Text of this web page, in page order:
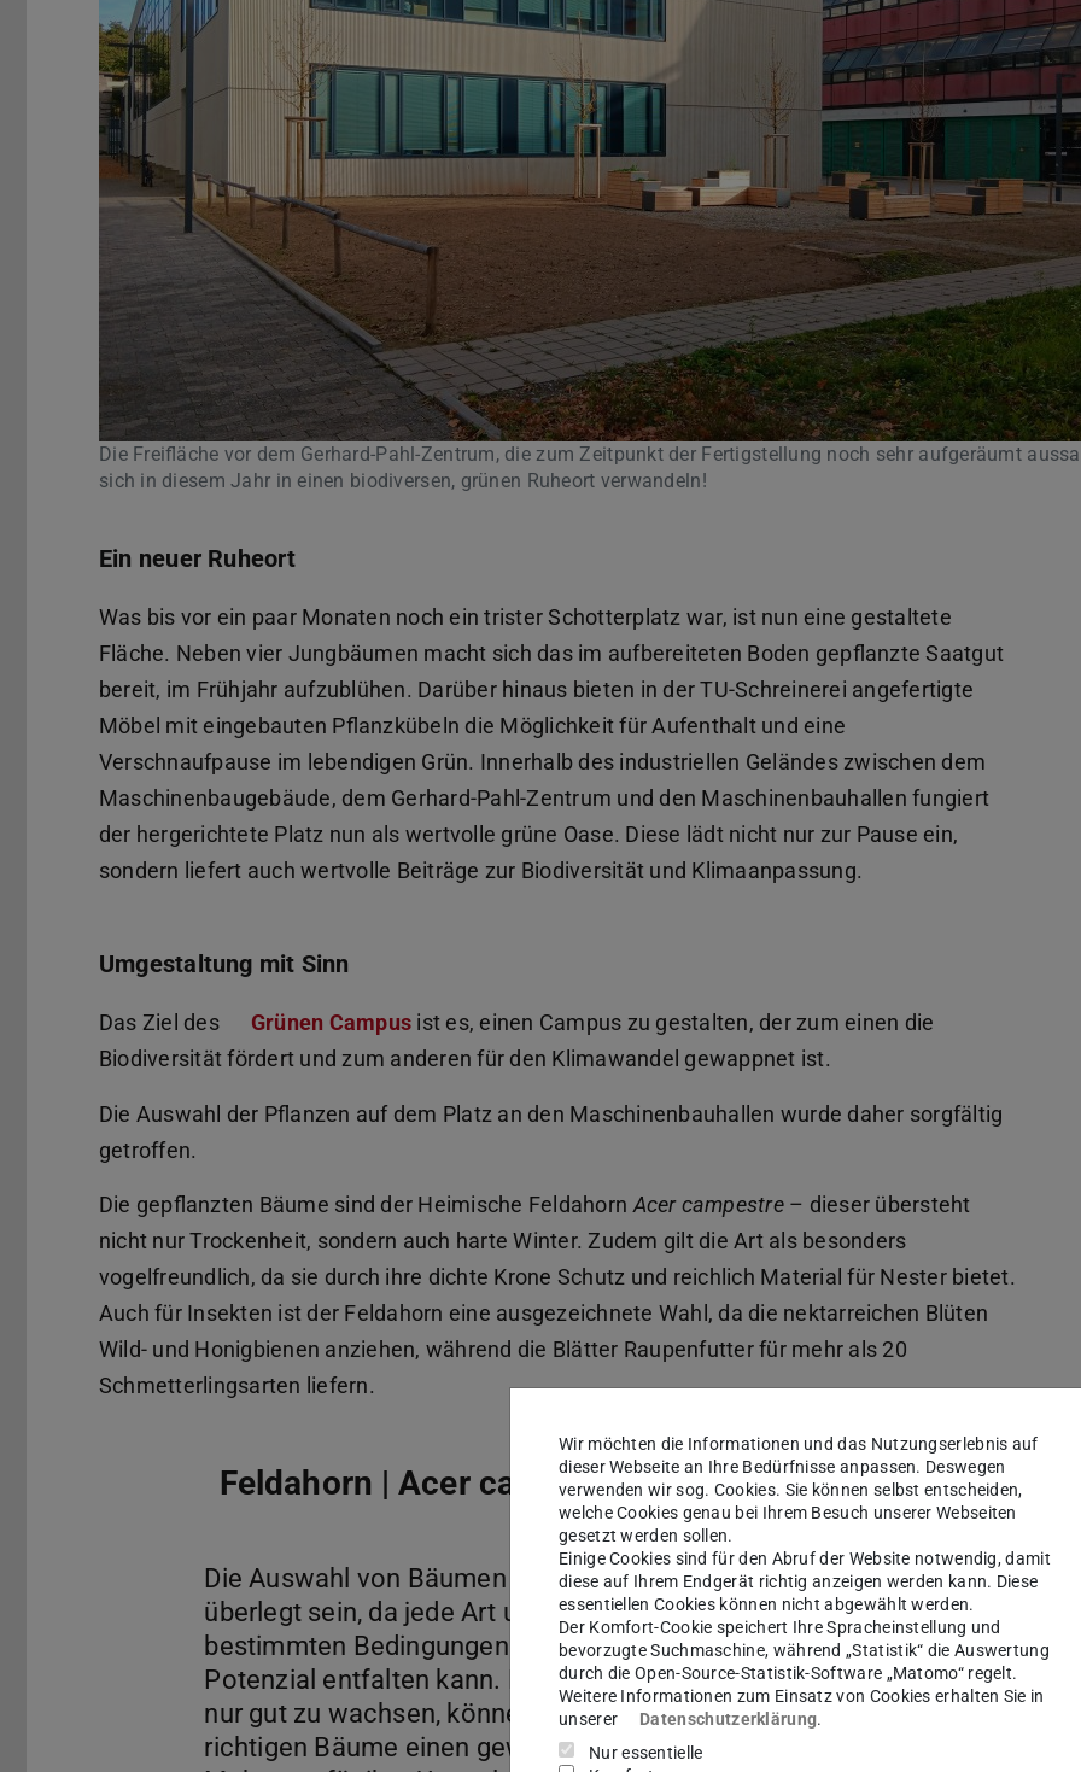
Die Freifläche vor dem Gerhard-Pahl-Zentrum, die zum Zeitpunkt der Fertigstellung noch sehr aufgeräumt
sich in diesem Jahr in einen biodiversen, grünen Ruheort verwandeln!
Ein neuer Ruheort
Was bis vor ein paar Monaten noch ein trister Schotterplatz war, ist nun eine gestaltete
Fläche. Neben vier Jungbäumen macht sich das im aufbereiteten Boden gepflanzte Saatgut
bereit, im Frühjahr aufzublühen. Darüber hinaus bieten in der TU-Schreinerei angefertigte
Möbel mit eingebauten Pflanzkübeln die Möglichkeit für Aufenthalt und eine
Verschnaufpause im lebendigen Grün. Innerhalb des industriellen Geländes zwischen dem
Maschinenbaugebäude, dem Gerhard-Pahl-Zentrum und den Maschinenbauhallen fungiert
der hergerichtete Platz nun als wertvolle grüne Oase. Diese lädt nicht nur zur Pause ein,
sondern liefert auch wertvolle Beiträge zur Biodiversität und Klimaanpassung.
Umgestaltung mit Sinn
Das Ziel des Grünen Campus ist es, einen Campus zu gestalten, der zum einen die
Biodiversität fördert und zum anderen für den Klimawandel gewappnet ist.
Die Auswahl der Pflanzen auf dem Platz an den Maschinenbauhallen wurde daher sorgfältig
getroffen.
Die gepflanzten Bäume sind der Heimische FeldahornAcer campestre – dieser übersteht
nicht nur Trockenheit, sondern auch harte Winter. Zudem gilt die Art als besonders
vogelfreundlich, da sie durch ihre dichte Krone Schutz und reichlich Material für Nester bietet.
Auch für Insekten ist der Feldahorn eine ausgezeichnete Wahl, da die nektarreichen Blüten
Wild- und Honigbienen anziehen, während die Blätter Raupenfutter für mehr als 20
Schmetterlingsarten liefern.
Feldahorn | Acer campestre
Die Auswahl von Bäumen will gut
überlegt sein, da jede Art unter
bestimmten Bedingungen ihr volles
Potenzial entfalten kann. Mehr als
nur gut zu wachsen, können die
richtigen Bäume einen gewaltigen
”
Wir möchten die Informationen und das Nutzungserlebnis auf
dieser Webseite an Ihre Bedürfnisse anpassen. Deswegen
verwenden wir sog. Cookies. Sie können selbst entscheiden,
welche Cookies genau bei Ihrem Besuch unserer Webseiten
gesetzt werden sollen.
Einige Cookies sind für den Abruf der Website notwendig, damit
diese auf Ihrem Endgerät richtig anzeigen werden kann. Diese
essentiellen Cookies können nicht abgewählt werden.
Der Komfort-Cookie speichert Ihre Spracheinstellung und
bevorzugte Suchmaschine, während „Statistik“ die Auswertung
durch die Open-Source-Statistik-Software „Matomo“ regelt.
Weitere Informationen zum Einsatz von Cookies erhalten Sie in
unserer
Datenschutzerklärung.
Nur essentielle